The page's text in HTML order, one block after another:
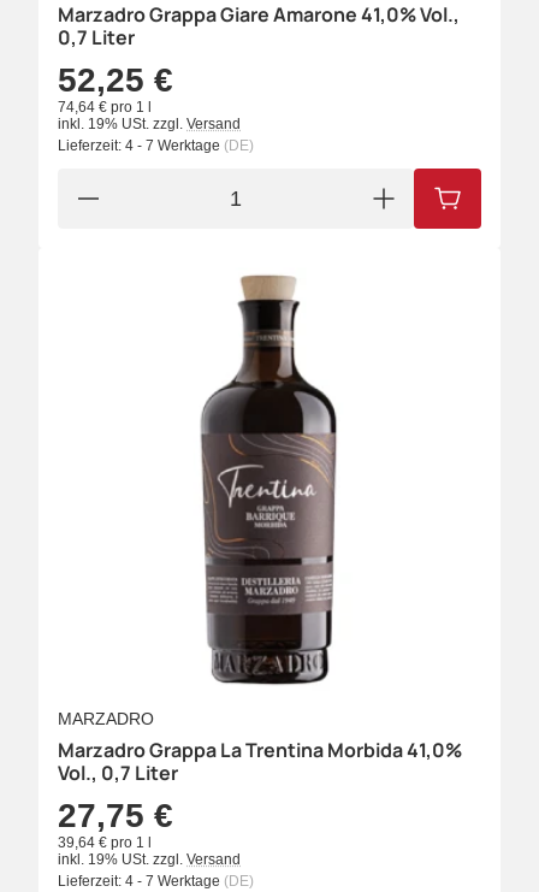
Marzadro Grappa Giare Amarone 41,0% Vol.,
0,7 Liter
52,25 €
74,64 € pro 1 l
inkl. 19% USt. zzgl. Versand
Lieferzeit: 4 - 7 Werktage (DE)
IN DEN
MARZADRO
Marzadro Grappa La Trentina Morbida 41,0%
Vol., 0,7 Liter
27,75 €
39,64 € pro 1 l
inkl. 19% USt. zzgl. Versand
Lieferzeit: 4 - 7 Werktage (DE)